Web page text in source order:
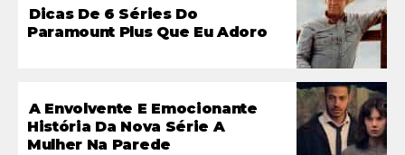
Dicas De 6 Séries Do
Paramount Plus Que Eu Adoro
A Envolvente E Emocionante
História Da Nova Série A
Mulher Na Parede